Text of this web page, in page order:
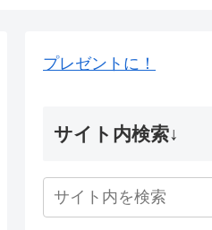
プレゼントに！
サイト内検索↓